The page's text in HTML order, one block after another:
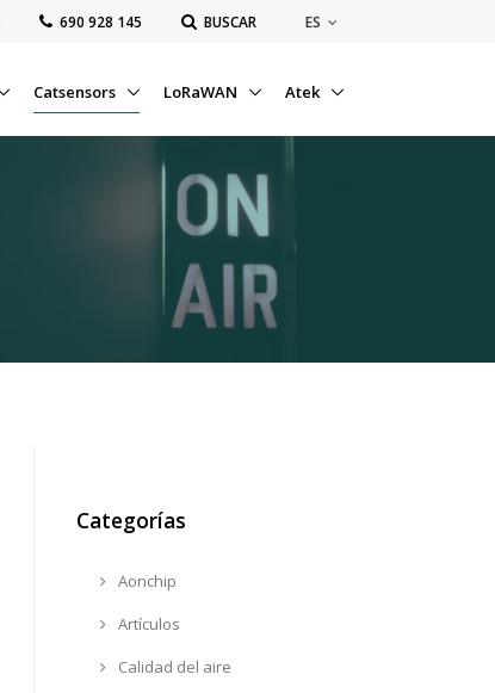
‭690 928 145‬ BUSCAR ES
Catsensors LoRaWAN Atek
Categorías
Aonchip
Artículos
Calidad del aire